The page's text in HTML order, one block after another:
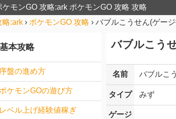
ケモンGO 攻略:ark ポケモンGO 攻略 攻略
略:ark › ポケモンGO 攻略 › バブルこうせん(ゲー
バブルこう
名前 バブルこ
タイプ みず
ゲージ
基本攻略
序盤の進め方
ポケモンGOの遊び方
レベル上げ経験値稼ぎ